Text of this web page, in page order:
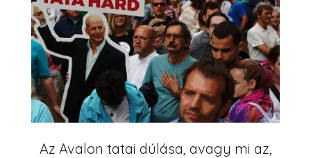
Az Avalon tatai dúlása, avagy mi az,